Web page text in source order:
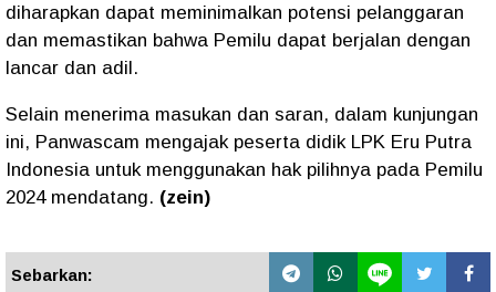
diharapkan dapat meminimalkan potensi pelanggaran
dan memastikan bahwa Pemilu dapat berjalan dengan
lancar dan adil.
Selain menerima masukan dan saran, dalam kunjungan
ini, Panwascam mengajak peserta didik LPK Eru Putra
Indonesia untuk menggunakan hak pilihnya pada Pemilu
2024 mendatang. (zein)
Sebarkan: